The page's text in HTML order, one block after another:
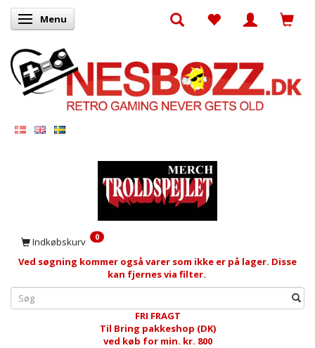
Skifte navigation
Menu
Indkøbskurv 0
Ved søgning kommer også varer som ikke er på lager. Disse
kan fjernes via filter.
FRI FRAGT
Til Bring pakkeshop (DK)
ved køb for min. kr. 800